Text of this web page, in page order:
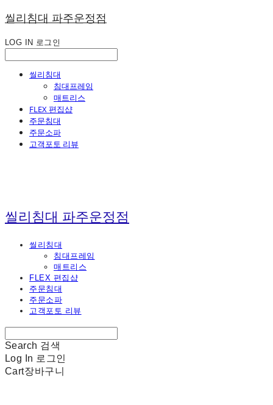
씰리침대 파주운정점
LOG IN 로그인
씰리침대
침대프레임
매트리스
FLEX 편집샵
주문침대
주문소파
고객포토 리뷰
씰리침대 파주운정점
씰리침대
침대프레임
매트리스
FLEX 편집샵
주문침대
주문소파
고객포토 리뷰
Search 검색
Log In 로그인
Cart장바구니